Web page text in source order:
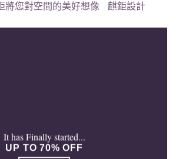
將您對空間的美好想像 麒鉅設計
It has Finally started...
UP TO 70% OFF